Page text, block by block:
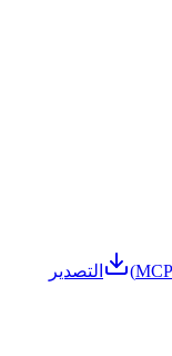
التصدير